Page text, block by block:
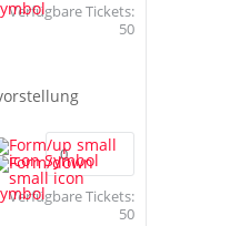
Verfügbare Tickets:
50
Verfügbare Tickets:
50